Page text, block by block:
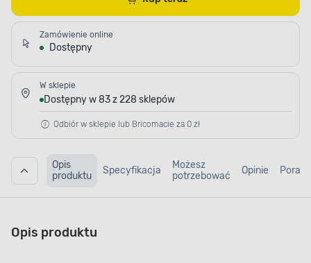
Zamówienie online
Dostępny
W sklepie
Dostępny w 83 z 228 sklepów
Odbiór w sklepie lub Bricomacie za 0 zł
Opis
produktu
Specyfikacja
Możesz
potrzebować
Opinie Porady
Opis produktu